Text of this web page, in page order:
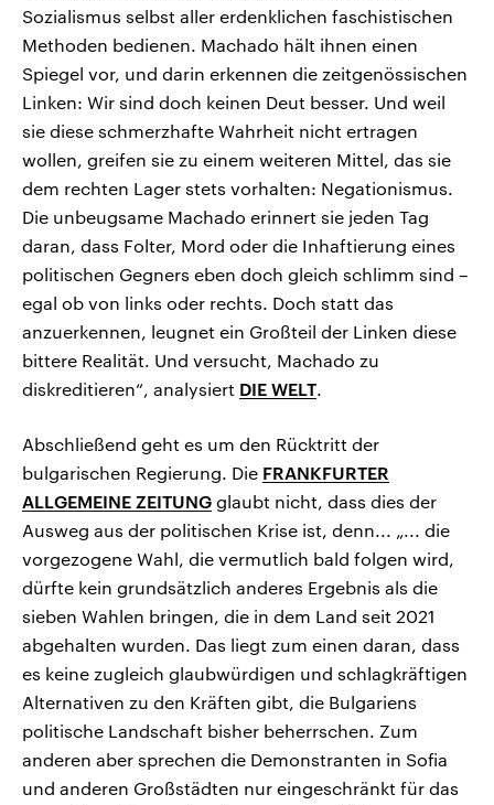
Sozialismus selbst aller erdenklichen faschistischen
Methoden bedienen. Machado hält ihnen einen
Spiegel vor, und darin erkennen die zeitgenössischen
Linken: Wir sind doch keinen Deut besser. Und weil
sie diese schmerzhafte Wahrheit nicht ertragen
wollen, greifen sie zu einem weiteren Mittel, das sie
dem rechten Lager stets vorhalten: Negationismus.
Die unbeugsame Machado erinnert sie jeden Tag
daran, dass Folter, Mord oder die Inhaftierung eines
politischen Gegners eben doch gleich schlimm sind –
egal ob von links oder rechts. Doch statt das
anzuerkennen, leugnet ein Großteil der Linken diese
bittere Realität. Und versucht, Machado zu
diskreditieren“, analysiert DIE WELT.
Abschließend geht es um den Rücktritt der
bulgarischen Regierung. Die FRANKFURTER
ALLGEMEINE ZEITUNG glaubt nicht, dass dies der
Ausweg aus der politischen Krise ist, denn... „... die
vorgezogene Wahl, die vermutlich bald folgen wird,
dürfte kein grundsätzlich anderes Ergebnis als die
sieben Wahlen bringen, die in dem Land seit 2021
abgehalten wurden. Das liegt zum einen daran, dass
es keine zugleich glaubwürdigen und schlagkräftigen
Alternativen zu den Kräften gibt, die Bulgariens
politische Landschaft bisher beherrschen. Zum
anderen aber sprechen die Demonstranten in Sofia
und anderen Großstädten nur eingeschränkt für das